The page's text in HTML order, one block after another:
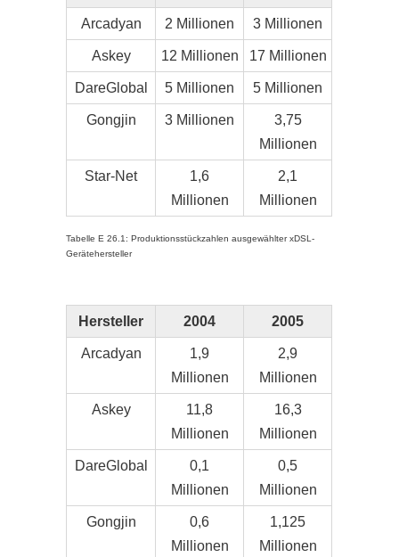
Arcadyan 2 Millionen 3 Millionen
Askey 12 Millionen 17 Millionen
DareGlobal 5 Millionen 5 Millionen
Gongjin 3 Millionen
3,75
Millionen
Star-Net
1,6
Millionen
2,1
Millionen
Tabelle E 26.1: Produktionsstückzahlen ausgewählter xDSL-
Gerätehersteller
Hersteller 2004 2005
Arcadyan
1,9
Millionen
2,9
Millionen
Askey
11,8
Millionen
16,3
Millionen
DareGlobal
0,1
Millionen
0,5
Millionen
Gongjin
0,6
Millionen
1,125
Millionen